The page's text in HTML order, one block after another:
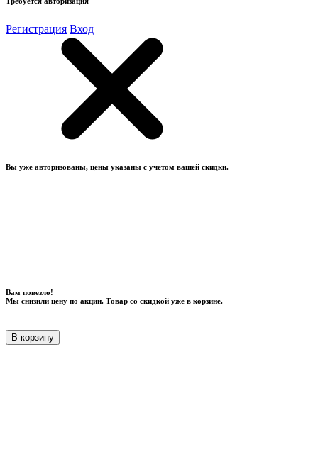
Регистрация Вход
Вы уже авторизованы, цены указаны с учетом вашей скидки.
Вам повезло!
Мы снизили цену по акции. Товар со скидкой уже в корзине.
В корзину